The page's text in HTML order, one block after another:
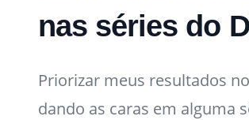
nas séries do
Priorizar meus resultados
dando as caras em alguma